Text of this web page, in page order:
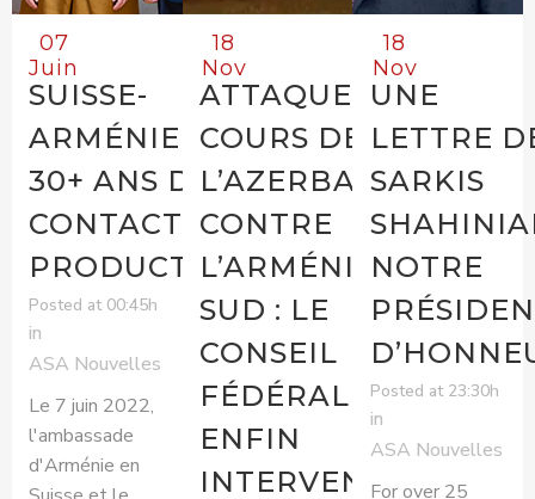
07
Juin
SUISSE-
ARMÉNIE :
30+ ANS DE
CONTACTS
PRODUCTIFS
Posted at 00:45h
in
ASA Nouvelles
Le 7 juin 2022,
l'ambassade
d'Arménie en
18
Nov
ATTAQUE EN
COURS DE
L’AZERBAÏDJAN
CONTRE
L’ARMÉNIE DU
SUD : LE
CONSEIL
FÉDÉRAL DOIT
ENFIN
INTERVENIR
18
Nov
UNE
LETTRE
SARKIS
NOTRE
Posted at 23:30h
in
ASA Nouvelles
For over 25